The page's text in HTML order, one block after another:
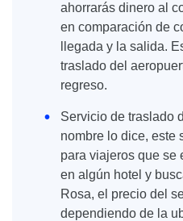
ahorrarás dinero al
en comparación de
llegada y la salida.
traslado del
regreso.
Servicio de traslado
nombre lo dice, este
para viajeros que se
en algún hotel y
Rosa, el precio del
dependiendo de la